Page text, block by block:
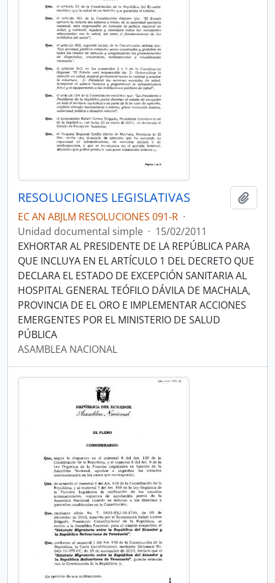
RESOLUCIONES LEGISLATIVAS
EC AN ABJLM RESOLUCIONES 091-R ·
Unidad documental simple · 15/02/2011
EXHORTAR AL PRESIDENTE DE LA REPÚBLICA PARA
QUE INCLUYA EN EL ARTÍCULO 1 DEL DECRETO QUE
DECLARA EL ESTADO DE EXCEPCIÓN SANITARIA AL
HOSPITAL GENERAL TEÓFILO DÁVILA DE MACHALA,
PROVINCIA DE EL ORO E IMPLEMENTAR ACCIONES
EMERGENTES POR EL MINISTERIO DE SALUD
PÚBLICA
ASAMBLEA NACIONAL